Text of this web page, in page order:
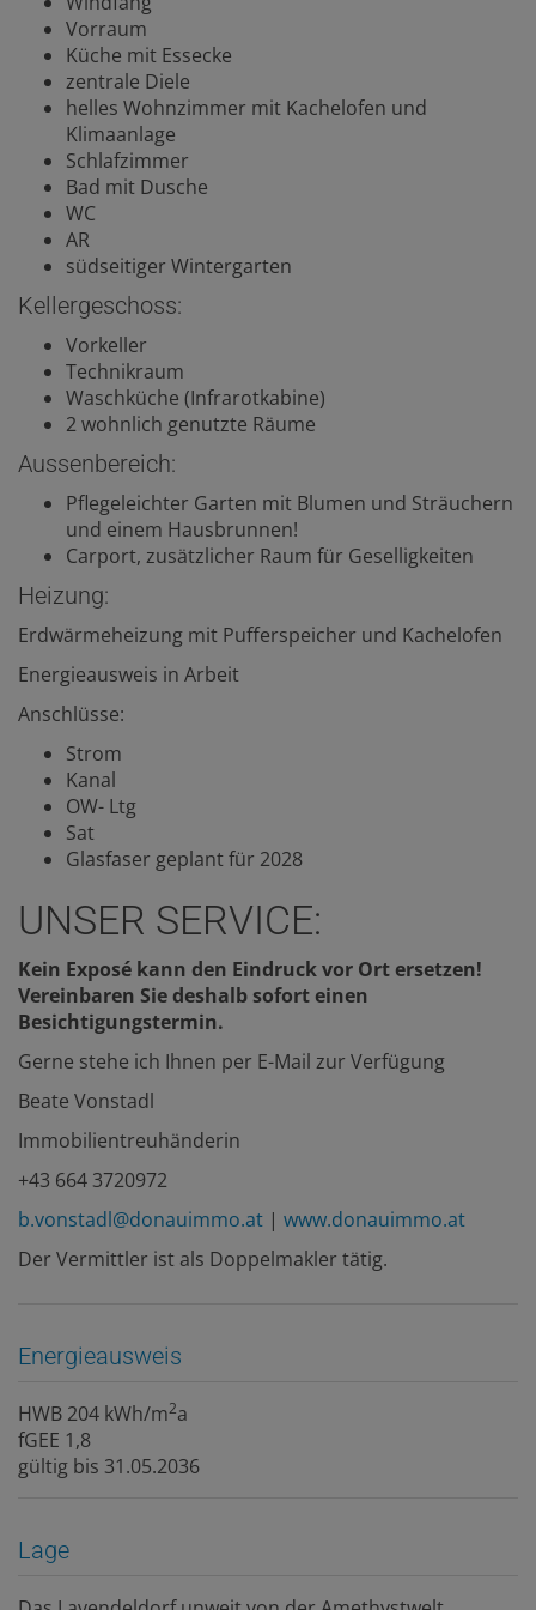
Vorraum
Küche mit Essecke
zentrale Diele
helles Wohnzimmer mit Kachelofen und
Klimaanlage
Schlafzimmer
Bad mit Dusche
WC
AR
südseitiger Wintergarten
Kellergeschoss:
Vorkeller
Technikraum
Waschküche (Infrarotkabine)
2 wohnlich genutzte Räume
Aussenbereich:
Pflegeleichter Garten mit Blumen und Sträuchern
und einem Hausbrunnen!
Carport, zusätzlicher Raum für Geselligkeiten
Heizung:
Erdwärmeheizung mit Pufferspeicher und Kachelofen
Energieausweis in Arbeit
Anschlüsse:
Strom
Kanal
OW- Ltg
Sat
Glasfaser geplant für 2028
UNSER SERVICE:
Kein Exposé kann den Eindruck vor Ort ersetzen!
Vereinbaren Sie deshalb sofort einen
Besichtigungstermin.
Gerne stehe ich Ihnen per E-Mail zur Verfügung
Beate Vonstadl
Immobilientreuhänderin
+43 664 3720972
b.vonstadl@donauimmo.at | www.donauimmo.at
Der Vermittler ist als Doppelmakler tätig.
Energieausweis
HWB 204 kWh/m2a
fGEE 1,8
gültig bis 31.05.2036
Lage